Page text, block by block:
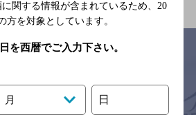
プ ご意見・ご感想 利用規約
関する情報が含まれているため、 20
方を対象としています。
を西暦でご入力下さい。
月 日